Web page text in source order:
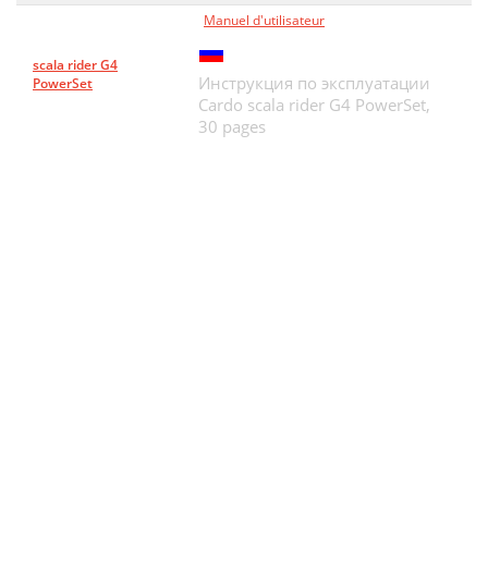
scala rider G4
PowerSet
Manuel d'utilisateur
Инструкция по эксплуатации
Cardo scala rider G4 PowerSet,
30 pages